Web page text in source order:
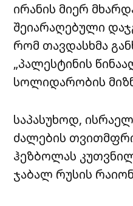
ირანის მიერ
შეიარაღებული
რომ თავდასხმა
„პალესტინის
სოლიდარობის
საპასუხოდ,
ძალების
ჰეზბოლას
ჯაბალ რუსის